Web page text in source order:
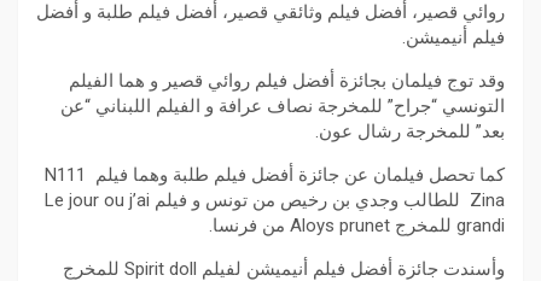
روائي قصير، أفضل فيلم وثائقي قصير، أفضل فيلم طلبة و أفضل
فيلم أنيميشن.
وقد توج فيلمان بجائزة أفضل فيلم روائي قصير و هما الفيلم
التونسي “جراح” للمخرجة نصاف عرافة و الفيلم اللبناني “عن
بعد” للمخرجة رشال عون.
كما تحصل فيلمان عن جائزة أفضل فيلم طلبة وهما فيلم N111
Zina للطالب وجدي بن رخيص من تونس و فيلم Le jour ou j’ai
grandi للمخرج Aloys prunet من فرنسا.
وأسندت جائزة أفضل فيلم أنيميشن لفيلم Spirit doll للمخرج